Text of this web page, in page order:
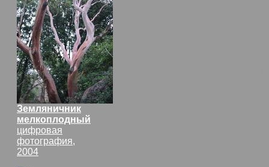
Земляничник
мелкоплодный
цифровая
фотография,
2004